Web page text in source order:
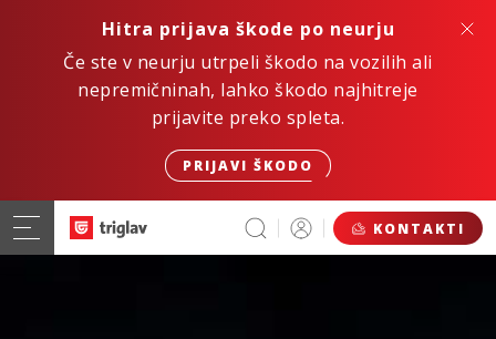
Hitra prijava škode po neurju
Če ste v neurju utrpeli škodo na vozilih ali
nepremičninah, lahko škodo najhitreje
prijavite preko spleta.
PRIJAVI ŠKODO
KONTAKTI